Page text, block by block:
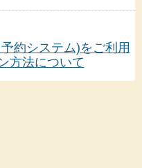
約システム)をご利用
方法について